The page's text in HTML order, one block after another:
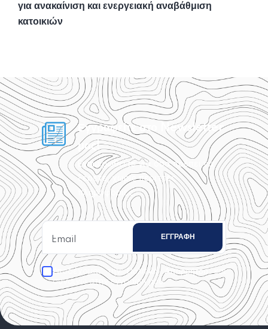
για ανακαίνιση και ενεργειακή αναβάθμιση
κατοικιών
Εγγραφείτε στο Newsletter
μας!
Ενημερωθείτε για όσα πρέπει να
ξέρετε, χωρίς περιττές
πληροφορίες.
Αποδέχομαι τηνΠολιτική Απορρήτουκαι
συναινώ στην εγγραφή μου.